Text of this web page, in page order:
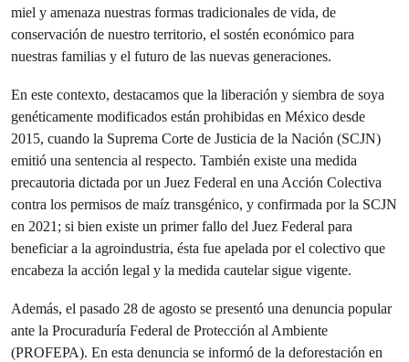
miel y amenaza nuestras formas tradicionales de vida, de
conservación de nuestro territorio, el sostén económico para
nuestras familias y el futuro de las nuevas generaciones.
En este contexto, destacamos que la liberación y siembra de soya
genéticamente modificados están prohibidas en México desde
2015, cuando la Suprema Corte de Justicia de la Nación (SCJN)
emitió una sentencia al respecto. También existe una medida
precautoria dictada por un Juez Federal en una Acción Colectiva
contra los permisos de maíz transgénico, y confirmada por la SCJN
en 2021; si bien existe un primer fallo del Juez Federal para
beneficiar a la agroindustria, ésta fue apelada por el colectivo que
encabeza la acción legal y la medida cautelar sigue vigente.
Además, el pasado 28 de agosto se presentó una denuncia popular
ante la Procuraduría Federal de Protección al Ambiente
(PROFEPA). En esta denuncia se informó de la deforestación en